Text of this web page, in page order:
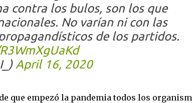
contra los bulos, son los que
No varían ni con las
de los partidos.
April 16, 2020
que empezó la pandemia todos los